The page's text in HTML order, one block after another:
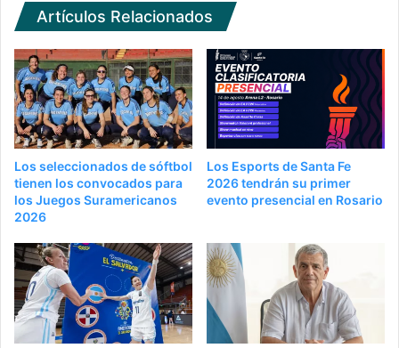
Artículos Relacionados
Los seleccionados de sóftbol
tienen los convocados para
los Juegos Suramericanos
2026
Los Esports de Santa Fe
2026 tendrán su primer
evento presencial en Rosario